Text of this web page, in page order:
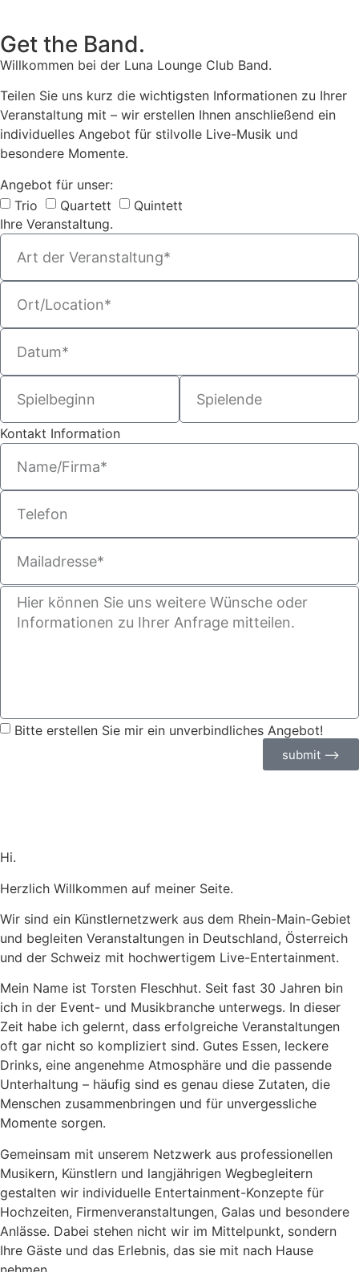
Get the Band.
Willkommen bei der Luna Lounge Club Band.
Teilen Sie uns kurz die wichtigsten Informationen zu Ihrer
Veranstaltung mit – wir erstellen Ihnen anschließend ein
individuelles Angebot für stilvolle Live-Musik und
besondere Momente.
Angebot für unser:
Trio
Quartett
Quintett
Ihre Veranstaltung.
Kontakt Information
Bitte erstellen Sie mir ein unverbindliches Angebot!
submit ⟶
Hi.
Herzlich Willkommen auf meiner Seite.
Wir sind ein Künstlernetzwerk aus dem Rhein-Main-Gebiet
und begleiten Veranstaltungen in Deutschland, Österreich
und der Schweiz mit hochwertigem Live-Entertainment.
Mein Name ist Torsten Fleschhut. Seit fast 30 Jahren bin
ich in der Event- und Musikbranche unterwegs. In dieser
Zeit habe ich gelernt, dass erfolgreiche Veranstaltungen
oft gar nicht so kompliziert sind. Gutes Essen, leckere
Drinks, eine angenehme Atmosphäre und die passende
Unterhaltung – häufig sind es genau diese Zutaten, die
Menschen zusammenbringen und für unvergessliche
Momente sorgen.
Gemeinsam mit unserem Netzwerk aus professionellen
Musikern, Künstlern und langjährigen Wegbegleitern
gestalten wir individuelle Entertainment-Konzepte für
Hochzeiten, Firmenveranstaltungen, Galas und besondere
Anlässe. Dabei stehen nicht wir im Mittelpunkt, sondern
Ihre Gäste und das Erlebnis, das sie mit nach Hause